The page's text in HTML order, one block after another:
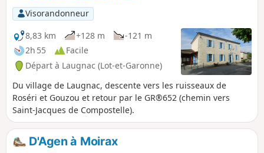
Visorandonneur
8,83 km
+128 m
-121 m
2h 55
Facile
Départ à Laugnac (Lot-et-Garonne)
Du village de Laugnac, descente vers les ruisseaux de
Roséri et Gouzou et retour par le GR®652 (chemin vers
Saint-Jacques de Compostelle).
D'Agen à Moirax